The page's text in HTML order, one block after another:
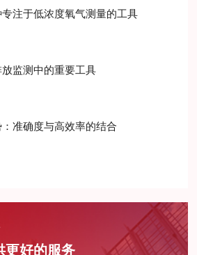
注于低浓度氧气测量的工具
监测中的重要工具
准确度与高效率的结合
更好的服务